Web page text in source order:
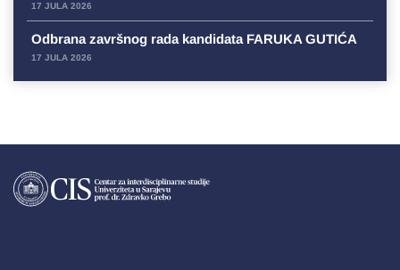
17 JULA 2026
Odbrana završnog rada kandidata FARUKA GUTIĆA
17 JULA 2026